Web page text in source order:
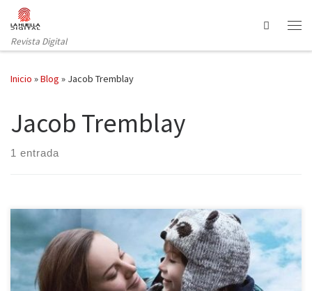
Saltar al contenido
Revista Digital
Search
Inicio »Blog » Jacob Tremblay
Jacob Tremblay
1 entrada
¿Imaginas vivir sin saber cómo es la sensación de notar el aire
fresco en la cara?, ¿sin saber cómo es el tacto de la arena?, ¿sin